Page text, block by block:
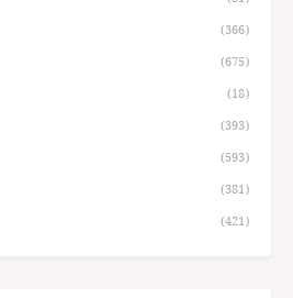
(366)
(675)
(18)
(393)
(593)
(381)
(421)